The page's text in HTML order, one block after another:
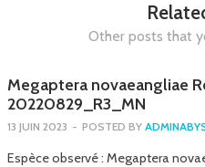
Other posts that
Megaptera novaeangliae
20220829_R3_MN
13 JUIN 2023 - POSTED BY
Espèce observé : Megaptera